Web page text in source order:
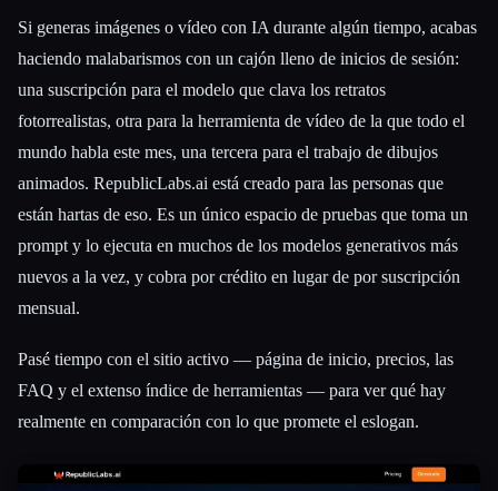
Si generas imágenes o vídeo con IA durante algún tiempo, acabas
haciendo malabarismos con un cajón lleno de inicios de sesión:
una suscripción para el modelo que clava los retratos
fotorrealistas, otra para la herramienta de vídeo de la que todo el
mundo habla este mes, una tercera para el trabajo de dibujos
animados. RepublicLabs.ai está creado para las personas que
están hartas de eso. Es un único espacio de pruebas que toma un
prompt y lo ejecuta en muchos de los modelos generativos más
nuevos a la vez, y cobra por crédito en lugar de por suscripción
mensual.
Pasé tiempo con el sitio activo — página de inicio, precios, las
FAQ y el extenso índice de herramientas — para ver qué hay
realmente en comparación con lo que promete el eslogan.